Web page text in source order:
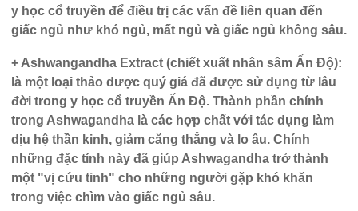
y học cổ truyền để điều trị các vấn đề liên quan đến
giấc ngủ như khó ngủ, mất ngủ và giấc ngủ không sâu.
+ Ashwangandha Extract (chiết xuất nhân sâm Ấn Độ):
là một loại thảo dược quý giá đã được sử dụng từ lâu
đời trong y học cổ truyền Ấn Độ. Thành phần chính
trong Ashwagandha là các hợp chất với tác dụng làm
dịu hệ thần kinh, giảm căng thẳng và lo âu. Chính
những đặc tính này đã giúp Ashwagandha trở thành
một "vị cứu tinh" cho những người gặp khó khăn
trong việc chìm vào giấc ngủ sâu.